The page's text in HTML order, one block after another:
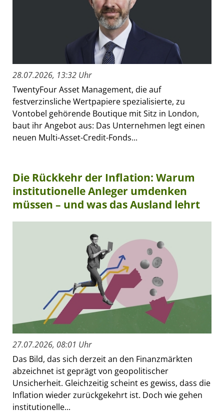
28.07.2026, 13:32 Uhr
TwentyFour Asset Management, die auf
festverzinsliche Wertpapiere spezialisierte, zu
Vontobel gehörende Boutique mit Sitz in London,
baut ihr Angebot aus: Das Unternehmen legt einen
neuen Multi-Asset-Credit-Fonds...
Die Rückkehr der Inflation: Warum
institutionelle Anleger umdenken
müssen – und was das Ausland lehrt
27.07.2026, 08:01 Uhr
Das Bild, das sich derzeit an den Finanzmärkten
abzeichnet ist geprägt von geopolitischer
Unsicherheit. Gleichzeitig scheint es gewiss, dass die
Inflation wieder zurückgekehrt ist. Doch wie gehen
institutionelle...